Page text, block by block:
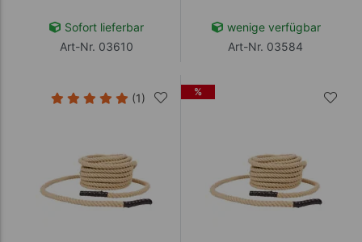
Sofort lieferbar
Art-Nr. 03610
wenige verfügbar
Art-Nr. 03584
(1) %